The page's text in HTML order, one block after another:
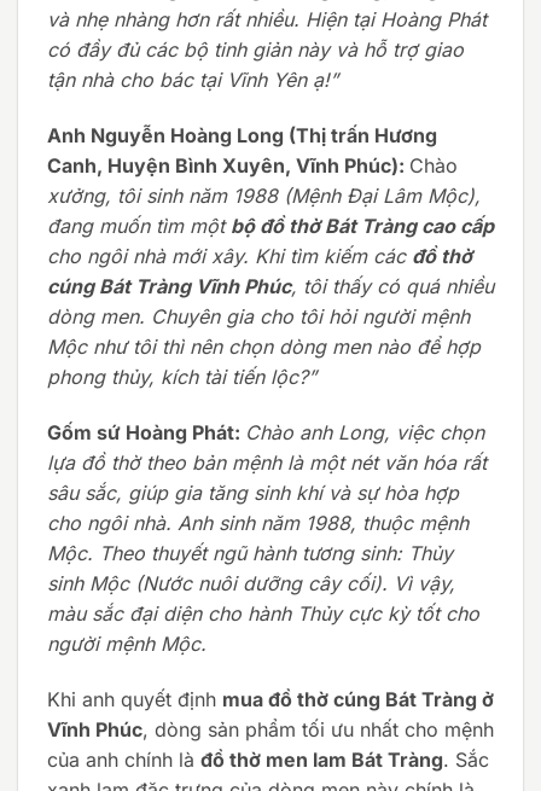
và nhẹ nhàng hơn rất nhiều. Hiện tại Hoàng Phát
có đầy đủ các bộ tinh giản này và hỗ trợ giao
tận nhà cho bác tại Vĩnh Yên ạ!”
Anh Nguyễn Hoàng Long (Thị trấn Hương
Canh, Huyện Bình Xuyên, Vĩnh Phúc): Chào
xưởng, tôi sinh năm 1988 (Mệnh Đại Lâm Mộc),
đang muốn tìm một bộ đồ thờ Bát Tràng cao cấp
cho ngôi nhà mới xây. Khi tìm kiếm các đồ thờ
cúng Bát Tràng Vĩnh Phúc, tôi thấy có quá nhiều
dòng men. Chuyên gia cho tôi hỏi người mệnh
Mộc như tôi thì nên chọn dòng men nào để hợp
phong thủy, kích tài tiến lộc?”
Gốm sứ Hoàng Phát: Chào anh Long, việc chọn
lựa đồ thờ theo bản mệnh là một nét văn hóa rất
sâu sắc, giúp gia tăng sinh khí và sự hòa hợp
cho ngôi nhà. Anh sinh năm 1988, thuộc mệnh
Mộc. Theo thuyết ngũ hành tương sinh: Thủy
sinh Mộc (Nước nuôi dưỡng cây cối). Vì vậy,
màu sắc đại diện cho hành Thủy cực kỳ tốt cho
người mệnh Mộc.
Khi anh quyết định mua đồ thờ cúng Bát Tràng ở
Vĩnh Phúc, dòng sản phẩm tối ưu nhất cho mệnh
của anh chính là đồ thờ men lam Bát Tràng. Sắc